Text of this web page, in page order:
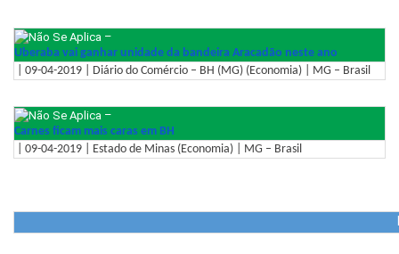
–
Uberaba vai ganhar unidade da bandeira Aracadão neste ano
| 09-04-2019 | Diário do Comércio – BH (MG) (Economia) | MG – Brasil
–
Carnes ficam mais caras em BH
| 09-04-2019 | Estado de Minas (Economia) | MG – Brasil